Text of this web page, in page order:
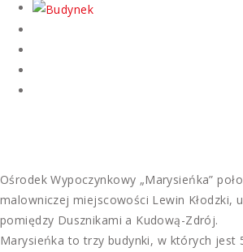
Ośrodek Wypoczynkowy „Marysieńka”
malowniczej miejscowości Lewin Kłodzki,
pomiędzy Dusznikami a Kudową-Zdrój.
Marysieńka to trzy budynki, w których jest